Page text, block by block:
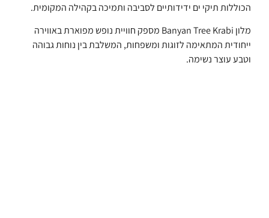
הכוללות תיקי ים ידידותיים לסביבה ותמיכה בקהילה המקומית.
מלון Banyan Tree Krabi מספק חוויית נופש מפוארת באווירה
ייחודית המתאימה לזוגות ומשפחות, המשלבת בין נוחות גבוהה
וטבע עוצר נשימה.